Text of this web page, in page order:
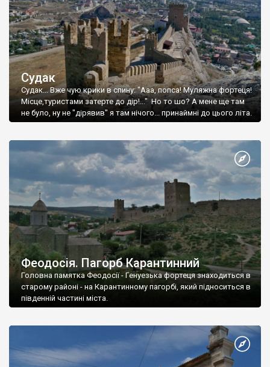
Судак
Судак... Вже чую крики в спину: "Ааа, попса! Муляжна фортеця!
Місце,туристами затерте до дір!..." Но то шо? А мене ще там
не було, ну не "дірявив" я там нічого... принаймні до цього літа.
Феодосія. Пагорб Карантинний
Головна памятка Феодосії - Генуезька фортеця знаходиться в
старому районі - на Карантинному пагорбі, який підноситься в
південній частині міста.